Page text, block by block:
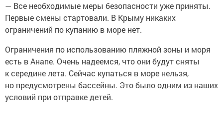
— Все необходимые меры безопасности уже приняты.
Первые смены стартовали. В Крыму никаких
ограничений по купанию в море нет.
Ограничения по использованию пляжной зоны и моря
есть в Анапе. Очень надеемся, что они будут сняты
к середине лета. Сейчас купаться в море нельзя,
но предусмотрены бассейны. Это было одним из наших
условий при отправке детей.